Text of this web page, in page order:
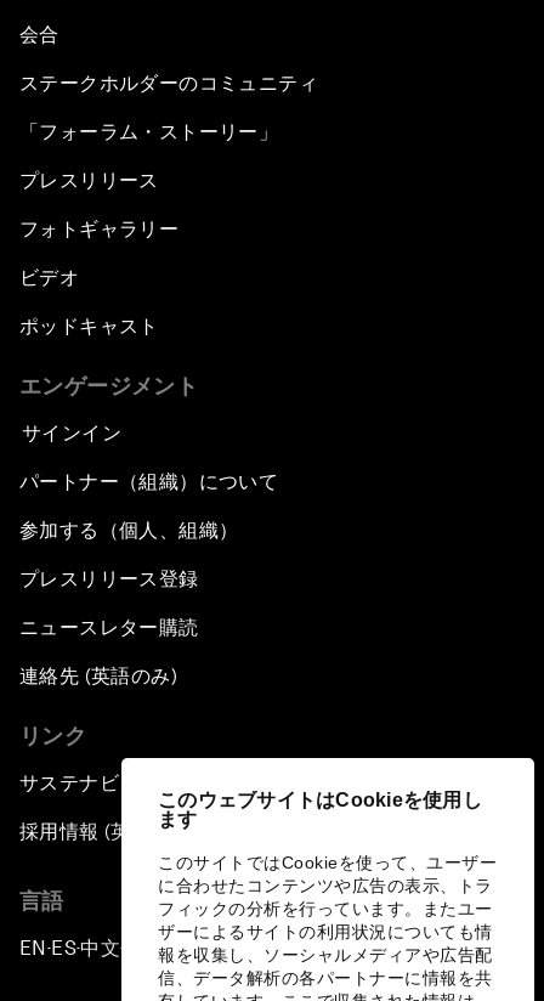
このウェブサイトはCookieを使用し
ます
このサイトではCookieを使って、ユーザー
に合わせたコンテンツや広告の表示、トラ
フィックの分析を行っています。またユー
ザーによるサイトの利用状況についても情
報を収集し、ソーシャルメディアや広告配
信、データ解析の各パートナーに情報を共
会合
ステークホルダーのコミュニティ
「フォーラム・ストーリー」
プレスリリース
フォトギャラリー
ビデオ
ポッドキャスト
エンゲージメント
サインイン
パートナー（組織）について
参加する（個人、組織）
プレスリリース登録
ニュースレター購読
連絡先 (英語のみ)
リンク
サステナビリティへの取り組み
採用情報 (英語のみ)
言語
EN ▪ ES▪中文▪ 日本語